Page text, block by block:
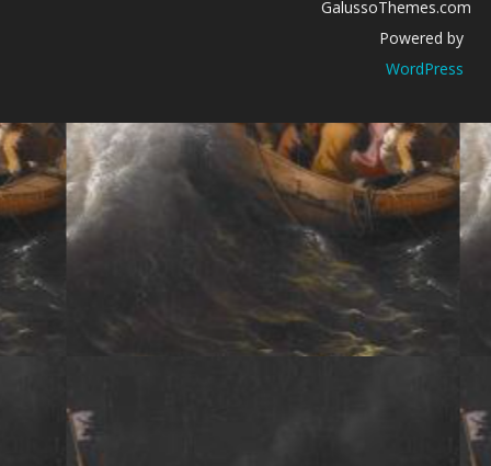
GalussoThemes.com
Powered by
WordPress